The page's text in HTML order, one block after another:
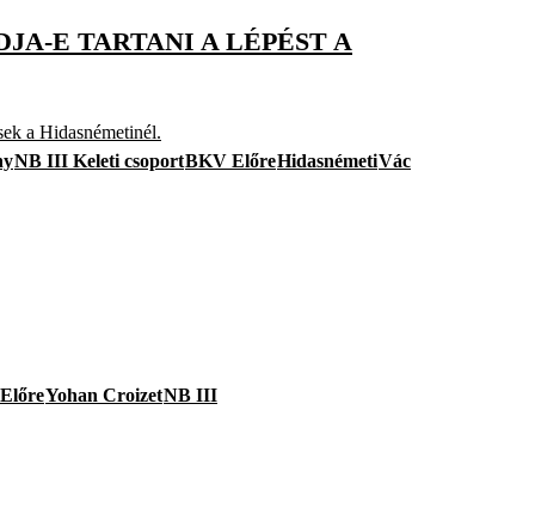
E TARTANI A LÉPÉST A
a Hidasnémetinél.
NB III Keleti csoportBKV ElőreHidasnémetiVác
Yohan CroizetNB III